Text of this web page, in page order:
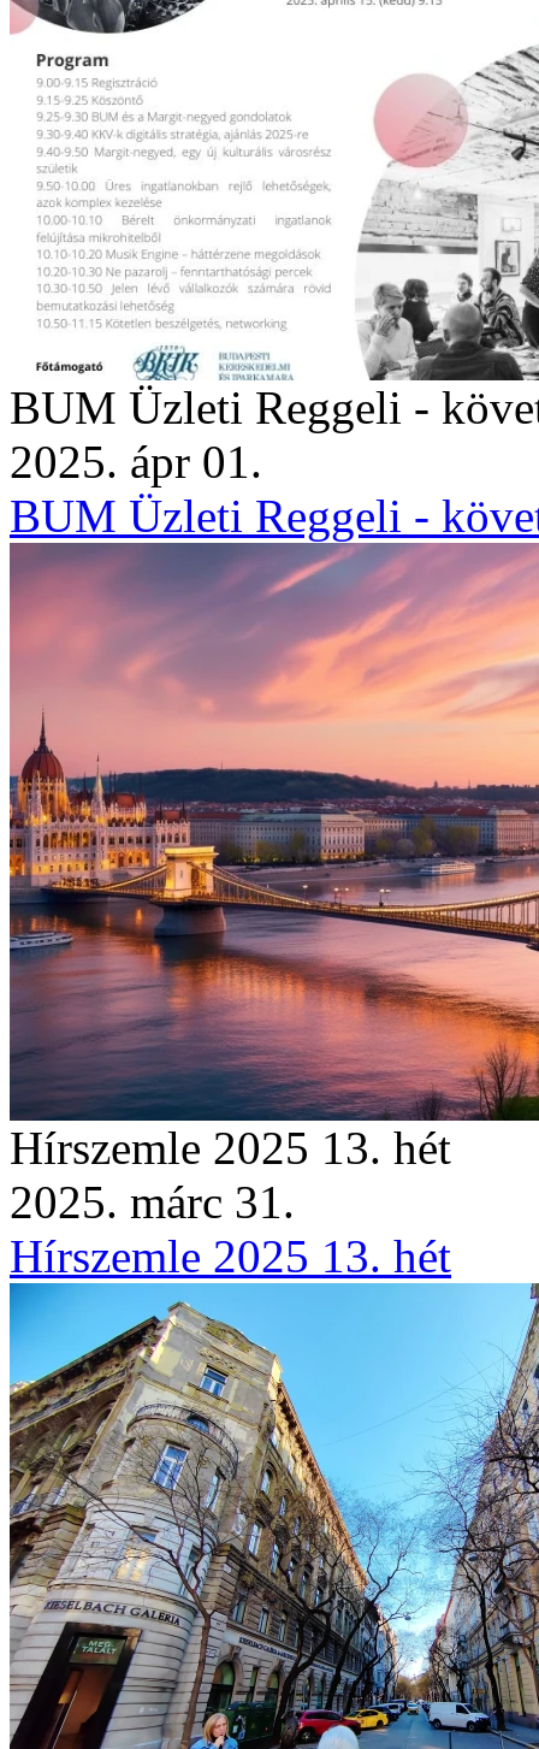
BUM Üzleti Reggeli -
2025. ápr 01.
BUM Üzleti Reggeli -
Hírszemle 2025 13. hét
2025. márc 31.
Hírszemle 2025 13. hét